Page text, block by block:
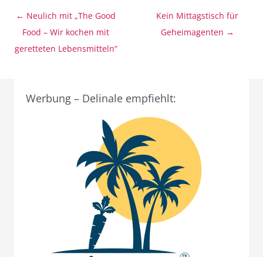
Beitragsnavigation
← Neulich mit „The Good
Food – Wir kochen mit
geretteten Lebensmitteln“
Kein Mittagstisch für
Geheimagenten →
Werbung – Delinale empfiehlt: